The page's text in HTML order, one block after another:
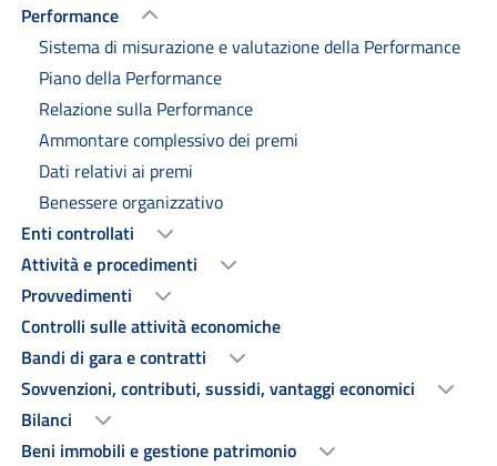
Performance
Sistema di misurazione e valutazione della Performance
Piano della Performance
Relazione sulla Performance
Ammontare complessivo dei premi
Dati relativi ai premi
Benessere organizzativo
Enti controllati
Attività e procedimenti
Provvedimenti
Controlli sulle attività economiche
Bandi di gara e contratti
Sovvenzioni, contributi, sussidi, vantaggi economici
Bilanci
Beni immobili e gestione patrimonio